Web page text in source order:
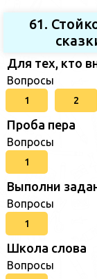
61.
Для тех, кто
Вопросы
1 2
Проба пера
Вопросы
1
Выполни
Вопросы
1
Школа слова
Вопросы